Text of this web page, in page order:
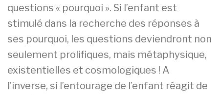
questions « pourquoi ». Si l’enfant est
stimulé dans la recherche des réponses à
ses pourquoi, les questions deviendront non
seulement prolifiques, mais métaphysique,
existentielles et cosmologiques ! A
l’inverse, si l’entourage de l’enfant réagit de